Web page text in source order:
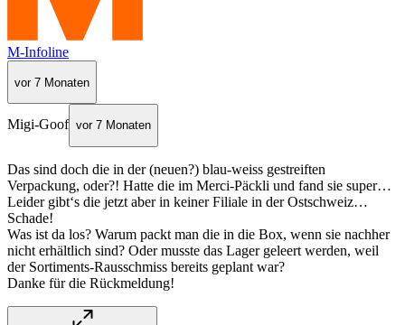
M-Infoline
vor 7 Monaten
Migi-Goof vor 7 Monaten
Das sind doch die in der (neuen?) blau-weiss gestreiften
Verpackung, oder?! Hatte die im Merci-Päckli und fand sie super…
Leider gibt‘s die jetzt aber in keiner Filiale in der Ostschweiz…
Schade!
Was ist da los? Warum packt man die in die Box, wenn sie nachher
nicht erhältlich sind? Oder musste das Lager geleert werden, weil
der Sortiments-Rausschmiss bereits geplant war?
Danke für die Rückmeldung!